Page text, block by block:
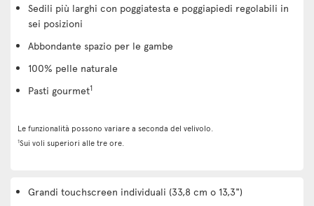
Sedili più larghi con poggiatesta e poggiapiedi regolabili in
sei posizioni
Abbondante spazio per le gambe
100% pelle naturale
Pasti gourmet1
Le funzionalità possono variare a seconda del velivolo.
1Sui voli superiori alle tre ore.
Grandi touchscreen individuali (33,8 cm o 13,3")